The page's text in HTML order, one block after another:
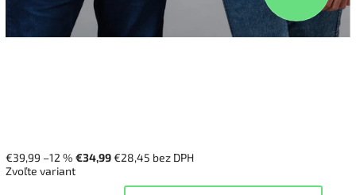
€39,99 –12 % €34,99€28,45 bez DPH
Zvoľte variant